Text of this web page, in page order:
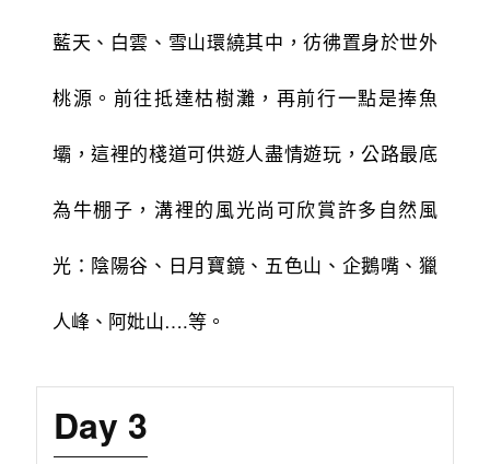
藍天、白雲、雪山環繞其中，彷彿置身於世外
桃源。前往抵達枯樹灘，再前行一點是捧魚
壩，這裡的棧道可供遊人盡情遊玩，公路最底
為牛棚子，溝裡的風光尚可欣賞許多自然風
光：陰陽谷、日月寶鏡、五色山、企鵝嘴、獵
人峰、阿妣山….等。
Day 3